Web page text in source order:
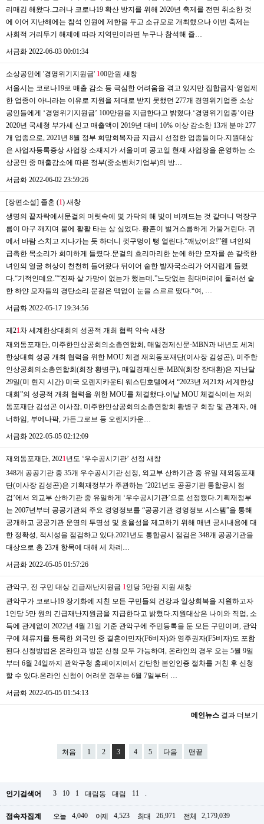
리매김 해왔다.그러나 코로나19 확산 방지를 위해 2020년 축제를 전면 취소한 것
에 이어 지난해에는 참석 인원에 제한을 두고 소규모로 개최했으나 이번 축제는
사회적 거리두기 해제에 따라 지역민이라면 누구나 참석해 즐…
서금화 2022-06-03 00:01:34
소상공인에 '경영위기지원금' 100만원 새창
서울시는 코로나19로 매출 감소 등 극심한 어려움을 겪고 있지만 집합금지·영업제
한 업종이 아니라는 이유로 지원을 제대로 받지 못했던 277개 경영위기업종 소상
공인들에게 ‘경영위기지원금’ 100만원을 지급한다고 밝혔다.‘경영위기업종’이란
2020년 국세청 부가세 신고 매출액이 2019년 대비 10% 이상 감소한 13개 분야 277
개 업종으로, 2021년 8월 정부 희망회복자금 지급시 선정한 업종들이다.지원대상
은 사업자등록증상 사업장 소재지가 서울이며 공고일 현재 사업장을 운영하는 소
상공인 중 매출감소에 따른 정부(중소벤처기업부)의 방…
서금화 2022-06-02 23:59:26
[장편소설] 졸혼 (1) 새창
생명의 끝자락에서문걸의 머릿속에 몇 가닥의 해 빛이 비껴드는 것 같더니 먹장구
름이 마구 깨지며 불에 활활 타는 상 싶었다. 황혼이 벌거스름하게 가물거린다. 귀
에서 바람 스치고 지나가는 듯 하더니 귓구멍이 뻥 열린다.“깨났어요!”웬 녀인의
급촉한 목소리가 희미하게 들렸다.문걸의 흐리마리한 눈에 하얀 모자를 쓴 걀죽한
녀인의 얼굴 허상이 천천히 들어왔다.뒤이어 숱한 발자국소리가 어지럽게 들렸
다.“기적인데요.”“진짜 살 가망이 없는가 했는데.”느닷없는 침대머리에 둘러선 숱
한 하얀 모자들의 경탄소리.문걸은 맥없이 눈을 스르르 떴다.“여, …
서금화 2022-05-17 19:34:56
제21차 세계한상대회의 성공적 개최 협력 약속 새창
재외동포재단, 미주한인상공회의소총연합회, 매일경제신문·MBN과 내년도 세계
한상대회 성공 개최 협력을 위한 MOU 체결 재외동포재단(이사장 김성곤), 미주한
인상공회의소총연합회(회장 황병구), 매일경제신문·MBN(회장 장대환)은 지난달
29일(미 현지 시간) 미국 오렌지카운티 웨스틴호텔에서 “2023년 제21차 세계한상
대회”의 성공적 개최 협력을 위한 MOU를 체결했다.이날 MOU 체결식에는 재외
동포재단 김성곤 이사장, 미주한인상공회의소총연합회 황병구 회장 및 관계자, 애
너하임, 부에나팍, 가든그로브 등 오렌지카운…
서금화 2022-05-05 02:12:09
재외동포재단, 2021년도 ‘우수공시기관’ 선정 새창
348개 공공기관 중 35개 우수공시기관 선정, 외교부 산하기관 중 유일 재외동포재
단(이사장 김성곤)은 기획재정부가 주관하는 ‘2021년도 공공기관 통합공시 점
검’에서 외교부 산하기관 중 유일하게 ‘우수공시기관’으로 선정됐다.기획재정부
는 2007년부터 공공기관의 주요 경영정보를 “공공기관 경영정보 시스템”을 통해
공개하고 공공기관 운영의 투명성 및 효율성을 제고하기 위해 매년 공시내용에 대
한 정확성, 적시성을 점검하고 있다.2021년도 통합공시 점검은 348개 공공기관을
대상으로 총 23개 항목에 대해 세 차례…
서금화 2022-05-05 01:57:26
관악구, 전 구민 대상 긴급재난지원금 1인당 5만원 지원 새창
관악구가 코로나19 장기화에 지친 모든 구민들의 건강과 일상회복을 지원하고자
1인당 5만 원의 긴급재난지원금을 지급한다고 밝혔다.지원대상은 나이와 직업, 소
득에 관계없이 2022년 4월 21일 기준 관악구에 주민등록을 둔 모든 구민이며, 관악
구에 체류지를 등록한 외국인 중 결혼이민자(F6비자)와 영주권자(F5비자)도 포함
된다.신청방법은 온라인과 방문 신청 모두 가능하며, 온라인의 경우 오는 5월 9일
부터 6월 24일까지 관악구청 홈페이지에서 간단한 본인인증 절차를 거친 후 신청
할 수 있다.온라인 신청이 어려운 경우는 6월 7일부터 …
서금화 2022-05-05 01:54:13
메인뉴스 결과 더보기
처음 1 2 3 4 5 다음 맨끝
인기검색어 3 10 1 대림동 대림 11 .
접속자집계 오늘 4,040 어제 4,523 최대 26,971 전체 2,179,039